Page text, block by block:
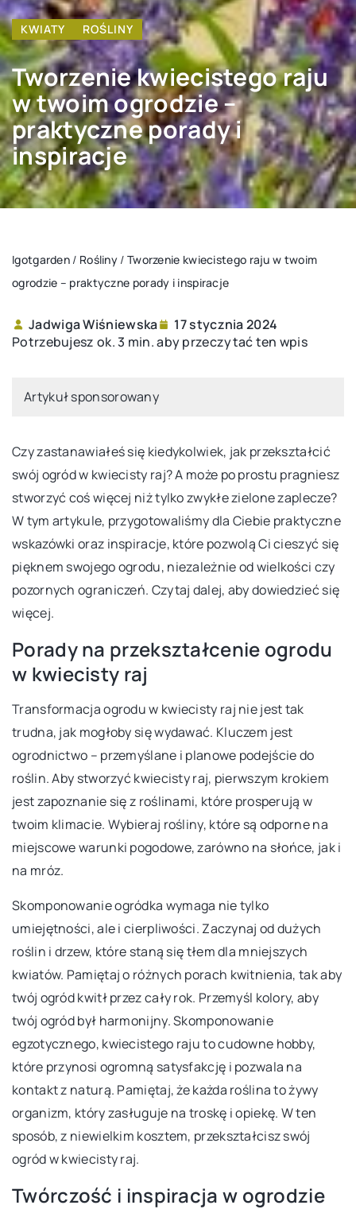
KWIATY ROŚLINY
Tworzenie kwiecistego raju
w twoim ogrodzie –
praktyczne porady i
inspiracje
Igotgarden / Rośliny / Tworzenie kwiecistego raju w twoim
ogrodzie – praktyczne porady i inspiracje
Jadwiga Wiśniewska
17 stycznia 2024
Potrzebujesz ok. 3 min. aby przeczytać ten wpis
Artykuł sponsorowany
Czy zastanawiałeś się kiedykolwiek, jak przekształcić
swój ogród w kwiecisty raj? A może po prostu pragniesz
stworzyć coś więcej niż tylko zwykłe zielone zaplecze?
W tym artykule, przygotowaliśmy dla Ciebie praktyczne
wskazówki oraz inspiracje, które pozwolą Ci cieszyć się
pięknem swojego ogrodu, niezależnie od wielkości czy
pozornych ograniczeń. Czytaj dalej, aby dowiedzieć się
więcej.
Porady na przekształcenie ogrodu
w kwiecisty raj
Transformacja ogrodu w kwiecisty raj nie jest tak
trudna, jak mogłoby się wydawać. Kluczem jest
ogrodnictwo – przemyślane i planowe podejście do
roślin. Aby stworzyć kwiecisty raj, pierwszym krokiem
jest zapoznanie się z roślinami, które prosperują w
twoim klimacie. Wybieraj rośliny, które są odporne na
miejscowe warunki pogodowe, zarówno na słońce, jak i
na mróz.
Skomponowanie ogródka wymaga nie tylko
umiejętności, ale i cierpliwości. Zaczynaj od dużych
roślin i drzew, które staną się tłem dla mniejszych
kwiatów. Pamiętaj o różnych porach kwitnienia, tak aby
twój ogród kwitł przez cały rok. Przemyśl kolory, aby
twój ogród był harmonijny. Skomponowanie
egzotycznego, kwiecistego raju to cudowne hobby,
które przynosi ogromną satysfakcję i pozwala na
kontakt z naturą. Pamiętaj, że każda roślina to żywy
organizm, który zasługuje na troskę i opiekę. W ten
sposób, z niewielkim kosztem, przekształcisz swój
ogród w kwiecisty raj.
Twórczość i inspiracja w ogrodzie